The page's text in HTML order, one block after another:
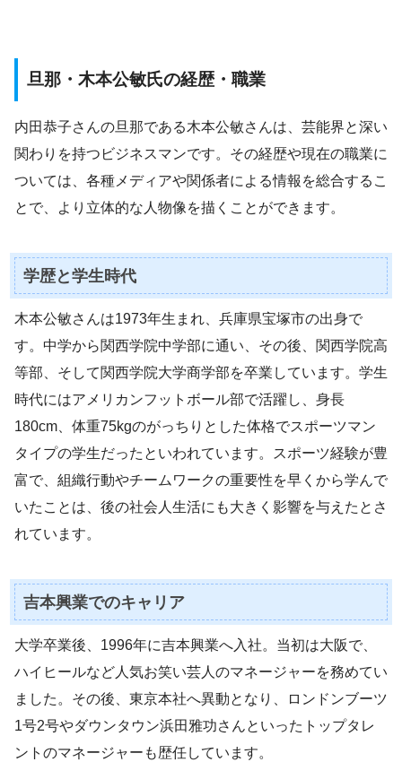
旦那・木本公敏氏の経歴・職業
内田恭子さんの旦那である木本公敏さんは、芸能界と深い
関わりを持つビジネスマンです。その経歴や現在の職業に
ついては、各種メディアや関係者による情報を総合するこ
とで、より立体的な人物像を描くことができます。
学歴と学生時代
木本公敏さんは1973年生まれ、兵庫県宝塚市の出身で
す。中学から関西学院中学部に通い、その後、関西学院高
等部、そして関西学院大学商学部を卒業しています。学生
時代にはアメリカンフットボール部で活躍し、身長
180cm、体重75kgのがっちりとした体格でスポーツマン
タイプの学生だったといわれています。スポーツ経験が豊
富で、組織行動やチームワークの重要性を早くから学んで
いたことは、後の社会人生活にも大きく影響を与えたとさ
れています。
吉本興業でのキャリア
大学卒業後、1996年に吉本興業へ入社。当初は大阪で、
ハイヒールなど人気お笑い芸人のマネージャーを務めてい
ました。その後、東京本社へ異動となり、ロンドンブーツ
1号2号やダウンタウン浜田雅功さんといったトップタレ
ントのマネージャーも歴任しています。